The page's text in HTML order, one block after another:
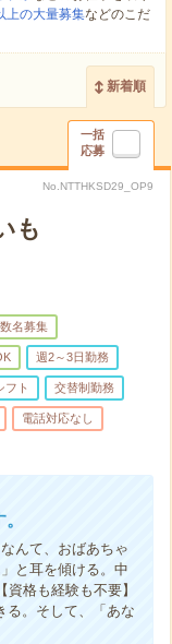
上の大量募集などのこだ
新着順
一括
応募
No.NTTHKSD29_OP9
も
名募集
週2～3日勤務
フト 交替制勤務
電話対応なし
んて、おばあちゃ
と耳を傾ける。中
格も経験も不要】
る。そして、「あな